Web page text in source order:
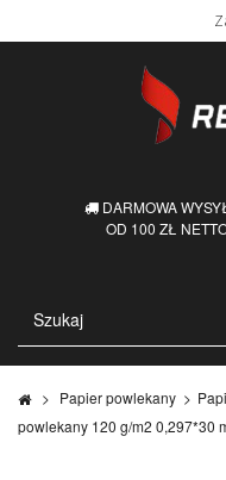
DARMOWA
OD 100 ZŁ
> Papier powlekany >
powlekany 120 g/m2 0,297*30